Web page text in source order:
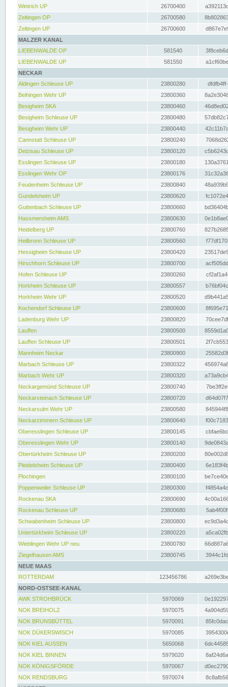
Wintrich UP
26700400
Zeltingen OP
26700580
Zeltingen UP
26700600
MALZER KANAL
LIEBENWALDE OP
581540
LIEBENWALDE UP
581550
NECKAR
Aldingen Schleuse UP
23800280
Beihingen Wehr UP
23800360
Besigheim SKA
23800460
Besigheim Schleuse UP
23800480
Besigheim Wehr UP
23800440
Cannstatt Schleuse UP
23800240
Deizisau Schleuse UP
23800120
Esslingen Schleuse UP
23800180
Esslingen Wehr OP
23800176
Feudenheim Schleuse UP
23800840
Gundelsheim UP
23800620
Guttenbach Schleuse UP
23800660
Hassmersheim AMS
23800630
Heidelberg UP
23800760
Heilbronn Schleuse UP
23800560
Hessigheim Schleuse UP
23800420
Hirschhorn Schleuse UP
23800700
Hofen Schleuse UP
23800260
Horkheim Schleuse UP
23800557
Horkheim Wehr UP
23800520
Kochendorf Schleuse UP
23800600
Ladenburg Wehr UP
23800820
Lauffen
23800500
Lauffen Schleuse UP
23800501
Mannheim Neckar
23800900
Marbach Schleuse UP
23800322
Marbach Wehr UP
23800320
Neckargemünd Schleuse UP
23800740
Neckarsteinach Schleuse UP
23800720
Neckarsulm Wehr UP
23800580
Neckarzimmern Schleuse UP
23800640
Oberesslingen Schleuse UP
23800145
Oberesslingen Wehr UP
23800140
Obertürkheim Schleuse UP
23800200
Pleidelsheim Schleuse UP
23800400
Plochingen
23800100
Poppenweiler Schleuse UP
23800300
Rockenau SKA
23800690
Rockenau Schleuse UP
23800680
Schwabenheim Schleuse UP
23800800
Untertürkheim Schleuse UP
23800220
Wieblingen Wehr UP neu
23800780
Ziegelhausen AMS
23800745
NEUE MAAS
ROTTERDAM
123456786
NORD-OSTSEE-KANAL
AWK STROHBRÜCK
5970069
NOK BREIHOLZ
5970075
NOK BRUNSBÜTTEL
5970091
NOK DÜKERSWISCH
5970085
NOK KIEL AUSSEN
5650068
NOK KIEL BINNEN
5979020
NOK KÖNIGSFÖRDE
5970067
NOK RENDSBURG
5970074